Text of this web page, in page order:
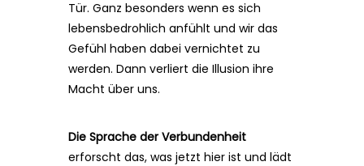
Tür. Ganz besonders wenn es sich
lebensbedrohlich anfühlt und wir das
Gefühl haben dabei vernichtet zu
werden. Dann verliert die Illusion ihre
Macht über uns.
Die Sprache der Verbundenheit
erforscht das, was jetzt hier ist und lädt